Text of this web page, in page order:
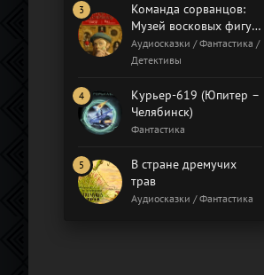
Команда сорванцов:
Музей восковых фигур.
Бал газовщиков
Аудиосказки / Фантастика /
Детективы
Курьер-619 (Юпитер –
Челябинск)
Фантастика
В стране дремучих
трав
Аудиосказки / Фантастика